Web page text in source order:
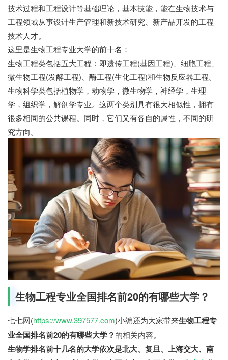
技术过程和工程设计等基础理论，基本技能，能在生物技术与
工程领域从事设计生产管理和新技术研究、新产品开发的工程
技术人才。
这里是生物工程专业大学的前十名：
生物工程类包括五大工程：即遗传工程(基因工程)、细胞工程、
微生物工程(发酵工程)、酶工程(生化工程)和生物反应器工程。
生物科学类包括植物学，动物学，微生物学，神经学，生理
学，组织学，解剖学专业。这两个类别具有很大相似性，拥有
很多相同的公共课程。同时，它们又有各自的属性，不同的研
究方向。
生物工程专业全国排名前20的有哪些大学？
七七网(https://www.397577.com)小编还为大家带来生物工程专
业全国排名前20的有哪些大学？的相关内容。
生物学排名前十几名的大学依次是北大、复旦、上海交大、南